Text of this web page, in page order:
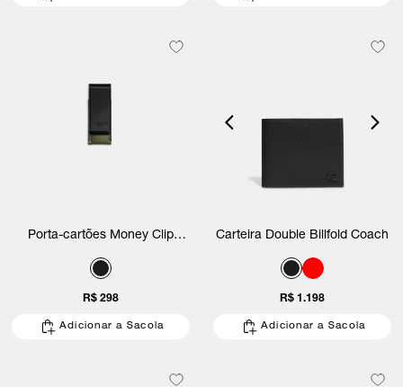
Porta-cartões Money Clip
R$ 298
Adicionar a Sacola
Carteira Double Billfold Coach
R$ 1.198
Adicionar a Sacola